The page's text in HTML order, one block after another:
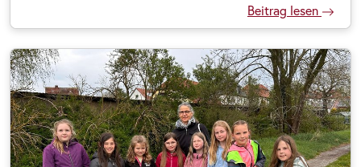
Beitrag lesen